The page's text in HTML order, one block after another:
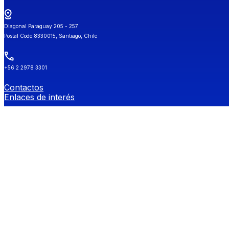
Diagonal Paraguay 205 - 257
Postal Code 8330015, Santiago, Chile
+56 2 2978 3301
Contactos
Enlaces de interés